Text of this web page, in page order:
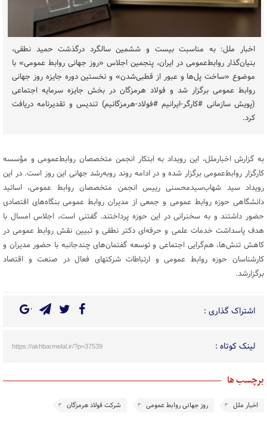
اخبار ملل: به مناسبت بیست ‌و ششمین سالگرد درگذشت حمید نطقی،
بنیان‌گذار روابط‌عمومی در ایران، پنجمین اجلاس «روز جهانی روابط ‌عمومی» با
موضوع «ساخت پل‌ها و عبور از قطبی‌شدن» و نخستین دوره جایزه روز جهانی
روابط عمومی برگزار شد و فولاد هرمزگان در بخش جایزه سرمایه اجتماعی
(پویش سازمانی #کارگر-ایرانیم #فولاد-هرمزگانیم) تندیس و تقدیرنامه دریافت
کرد.
به گزارش اخبارملل، این رویداد به ابتکار انجمن متخصصان روابط‌عمومی و مؤسسه
کارگزار روابط‌عمومی برگزار شده و در ادامه روند روبه‌رشد جهانی این روز است. در این
رویداد سید شهاب‌سیدمحسنی رییس انجمن متخصصان روابط عمومی، اساتید
دانشگاهی حوزه روابط عمومی و جمعی از مدیران روابط عمومی بنگاه‌های اقتصادی
حضور داشتند و به سخنرانی در این حوزه پرداختند. گفتنی است، اجلاس امسال با
هدف پاسداشت خدمات علمی و حرفه‌ای دکتر نطقی و تبیین نقش روابط ‌عمومی در
کاهش تنش‌ها، هم‌گرایی اجتماعی و توسعه گفتمان‌های چندجانبه با حضور مدیران و
کارشناسان حوزه روابط عمومی و ارتباطات شرکتهای فعال در صنعت و اقتصاد
برگزارشد.
اشتراک گذاری :
لینک کوتاه : https://akhbarmelal.ir/?p=37539
برچسب ها
اخبار ملل روز جهانی روابط عمومی شرکت فولاد هرمزگان